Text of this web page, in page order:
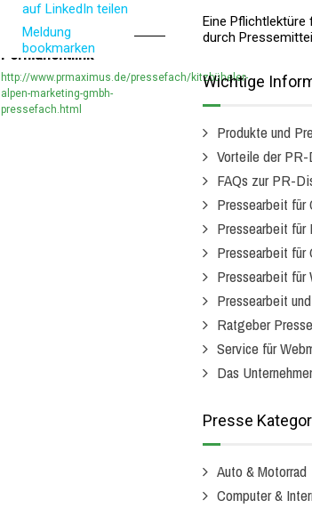
auf LinkedIn teilen
Meldung
bookmarken
Permanentlink
http://www.prmaximus.de/pressefach/kitzbüheler-
alpen-marketing-gmbh-
pressefach.html
Eine
durch
Wichtige
Produkte und
Vorteile der
FAQs zur PR-
Pressearbeit für
Pressearbeit für
Pressearbeit für
Pressearbeit für
Pressearbeit
Ratgeber
Service für
Das
Presse
Auto & Motorrad
Computer &